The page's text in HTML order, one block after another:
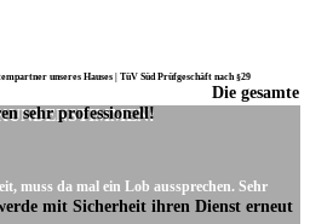
unseres Hauses | TüV Süd Prüfgeschäft nach §29
Die gesamte
sehr professionell!
muss da mal ein Lob aussprechen. Sehr
mit Sicherheit ihren Dienst erneut